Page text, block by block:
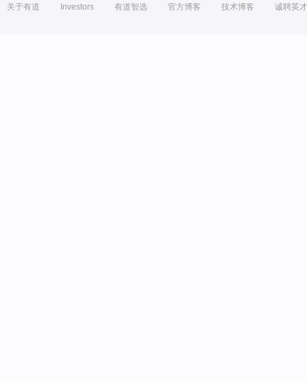
关于有道 Investors 有道智选 官方博客 技术博客 诚聘英才